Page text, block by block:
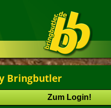
Bringbutler